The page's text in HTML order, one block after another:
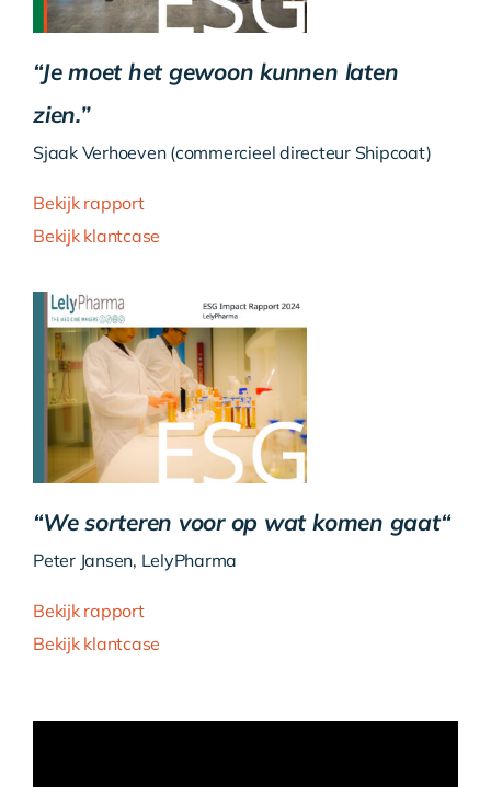
“Je moet het gewoon kunnen laten
zien.”
Sjaak Verhoeven (commercieel directeur Shipcoat)
Bekijk rapport
Bekijk klantcase
“We sorteren voor op wat komen gaat“
Peter Jansen, LelyPharma
Bekijk rapport
Bekijk klantcase